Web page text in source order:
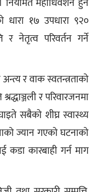
धारा १७ उपधारा ९२०
नेतृत्व परिवर्तन गर्ने
र वाक स्वतन्त्रताको
र परिवारजनमा
सबैको शीघ्र स्वास्थ्य
ज्यान गएको घटनाको
कडा कारबाही गर्न माग